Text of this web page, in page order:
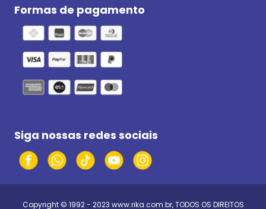
Formas de pagamento
Siga nossas redes sociais
Copyright © 1992 - 2023 www.rika.com.br, TODOS OS DIREITOS